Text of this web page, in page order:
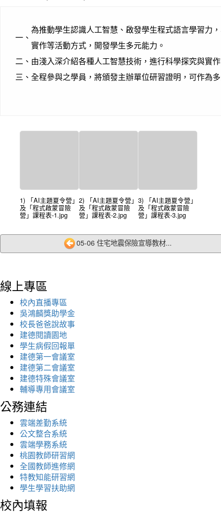
一、
為推動學生認識人工智慧、啟發學生程式語言學習力
實作等活動方式，開發學生多元能力。
二、 由淺入深介紹各種人工智慧技術，進行科學探究與實
三、 全程參與之學員，將頒發主辦單位研習證明，可作為
1) 「AI主題夏令營」
及「程式啟蒙冒險
營」課程表-1.jpg
2) 「AI主題夏令營」
及「程式啟蒙冒險
營」課程表-2.jpg
3) 「AI主題夏令營」
及「程式啟蒙冒險
營」課程表-3.jpg
05-06 住宅地震保險宣導教材...
線上專區
校內直播專區
吳鴻麟獎助學金
校長爸爸說故事
建德閱讀園地
學生病假回報單
建德第一會議室
建德第二會議室
建德特殊會議室
輔導專用會議室
公務連結
雲端差勤系統
公文整合系統
雲端學務系統
桃園教師研習網
全國教師進修網
特教知能研習網
學生學習扶助網
校內填報